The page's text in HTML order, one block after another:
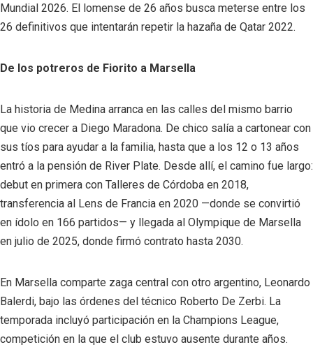
Mundial 2026. El lomense de 26 años busca meterse entre los
26 definitivos que intentarán repetir la hazaña de Qatar 2022.
De los potreros de Fiorito a Marsella
La historia de Medina arranca en las calles del mismo barrio
que vio crecer a Diego Maradona. De chico salía a cartonear con
sus tíos para ayudar a la familia, hasta que a los 12 o 13 años
entró a la pensión de River Plate. Desde allí, el camino fue largo:
debut en primera con Talleres de Córdoba en 2018,
transferencia al Lens de Francia en 2020 —donde se convirtió
en ídolo en 166 partidos— y llegada al Olympique de Marsella
en julio de 2025, donde firmó contrato hasta 2030.
En Marsella comparte zaga central con otro argentino, Leonardo
Balerdi, bajo las órdenes del técnico Roberto De Zerbi. La
temporada incluyó participación en la Champions League,
competición en la que el club estuvo ausente durante años.